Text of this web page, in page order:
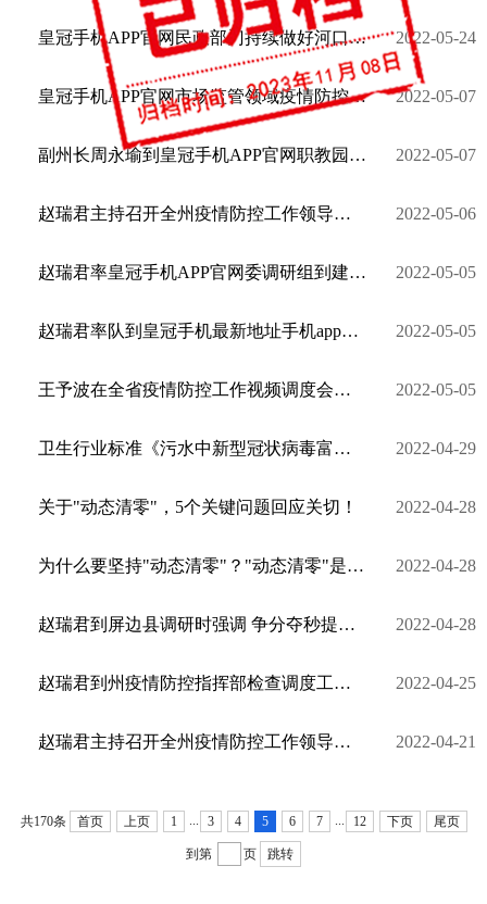
皇冠手机APP官网民政部门持续做好河口金平绿春3个边境县疫情防控期间社会救助工作 2022-05-24
皇冠手机APP官网市场监管领域疫情防控培训进药企 2022-05-07
副州长周永瑜到皇冠手机APP官网职教园区检查校园疫情防控工作 2022-05-07
赵瑞君主持召开全州疫情防控工作领导小组会议强调 深化"五必查""六必强" 坚决打赢疫情防控阻击战歼 ... 2022-05-06
赵瑞君率皇冠手机APP官网委调研组到建水县调研时强调 筑牢疫情防控防线 守住安全生产底线 2022-05-05
赵瑞君率队到皇冠手机最新地址手机app开远检查调研时强调 把责任压紧压实 把措施落实落细 坚决抓好疫情防控和安全生产工作 2022-05-05
王予波在全省疫情防控工作视频调度会议上强调清零是硬任务 防住是硬道理 管好是硬要求 2022-05-05
卫生行业标准《污水中新型冠状病毒富集浓缩和核酸检测方法标准》 2022-04-29
关于"动态清零"，5个关键问题回应关切！ 2022-04-28
为什么要坚持"动态清零"？"动态清零"是否等同于全域静默、全员核酸？最新回复！ 2022-04-28
赵瑞君到屏边县调研时强调 争分夺秒提高疫情应对处置能力 统筹做好林草资源保护管理利用 2022-04-28
赵瑞君到州疫情防控指挥部检查调度工作时强调 提升指挥效能 保持高效运转 科学精准做好疫情防控各项工作... 2022-04-25
赵瑞君主持召开全州疫情防控工作领导小组会议强调 严格落实"七大行动"工作要求 坚决守住疫情防控底线 ... 2022-04-21
共170条 首页 上页 1 3 4 5 6 7 12 下页 尾页
到第 页 跳转